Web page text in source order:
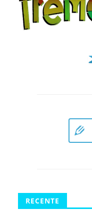
RECENTE